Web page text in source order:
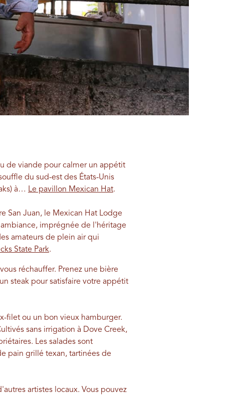
de viande pour calmer un appétit
du sud-est des États-Unis
à… Le pavillon Mexican Hat.
San Juan, le Mexican Hat Lodge
imprégnée de l'héritage
amateurs de plein air qui
State Park.
réchauffer. Prenez une bière
steak pour satisfaire votre appétit
filet ou un bon vieux hamburger.
sans irrigation à Dove Creek,
Les salades sont
pain grillé texan, tartinées de
artistes locaux. Vous pouvez